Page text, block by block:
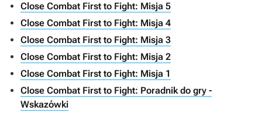
Close Combat First to Fight: Misja 5
Close Combat First to Fight: Misja 4
Close Combat First to Fight: Misja 3
Close Combat First to Fight: Misja 2
Close Combat First to Fight: Misja 1
Close Combat First to Fight: Poradnik do gry -
Wskazówki